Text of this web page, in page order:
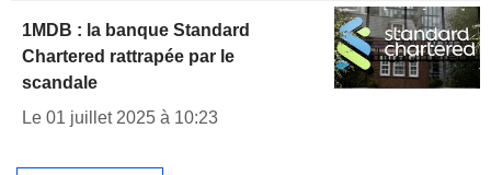
1MDB : la banque Standard
Chartered rattrapée par le
scandale
Le 01 juillet 2025 à 10:23